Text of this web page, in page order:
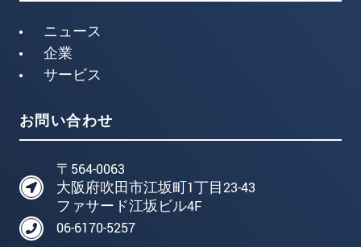
ニュース
企業
サービス
お問い合わせ
〒564-0063
大阪府吹田市江坂町1丁目23-43
ファサード江坂ビル4F
06-6170-5257